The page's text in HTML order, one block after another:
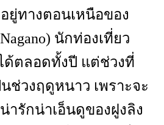
อยู่ทางตอนเหนือของ
นักท่องเที่ยว
ด้ตลอดทั้งปี แต่ช่วงที่
ช่วงฤดูหนาว เพราะจะ
ารักน่าเอ็นดูของฝูงลิง